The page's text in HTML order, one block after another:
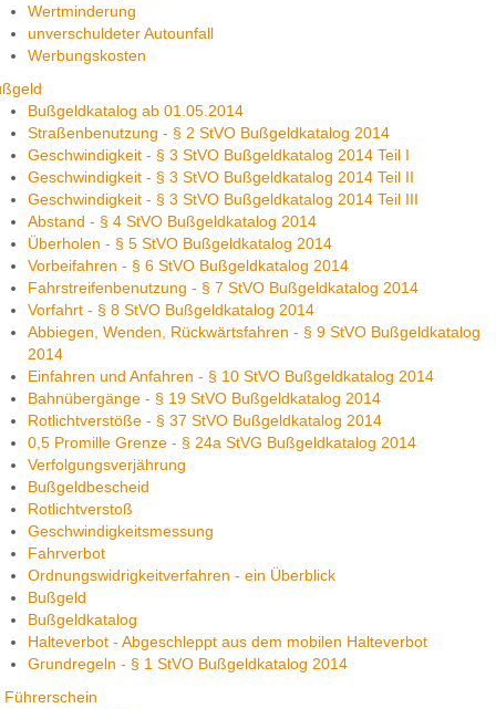
Wertminderung
unverschuldeter Autounfall
Werbungskosten
Bußgeldkatalog ab 01.05.2014
Straßenbenutzung - § 2 StVO Bußgeldkatalog 2014
Geschwindigkeit - § 3 StVO Bußgeldkatalog 2014 Teil I
Geschwindigkeit - § 3 StVO Bußgeldkatalog 2014 Teil II
Geschwindigkeit - § 3 StVO Bußgeldkatalog 2014 Teil III
Abstand - § 4 StVO Bußgeldkatalog 2014
Überholen - § 5 StVO Bußgeldkatalog 2014
Vorbeifahren - § 6 StVO Bußgeldkatalog 2014
Fahrstreifenbenutzung - § 7 StVO Bußgeldkatalog 2014
Vorfahrt - § 8 StVO Bußgeldkatalog 2014
Abbiegen, Wenden, Rückwärtsfahren - § 9 StVO Bußgeldkatalog
2014
Einfahren und Anfahren - § 10 StVO Bußgeldkatalog 2014
Bahnübergänge - § 19 StVO Bußgeldkatalog 2014
Rotlichtverstöße - § 37 StVO Bußgeldkatalog 2014
0,5 Promille Grenze - § 24a StVG Bußgeldkatalog 2014
Verfolgungsverjährung
Bußgeldbescheid
Rotlichtverstoß
Geschwindigkeitsmessung
Fahrverbot
Ordnungswidrigkeitverfahren - ein Überblick
Bußgeld
Bußgeldkatalog
Halteverbot - Abgeschleppt aus dem mobilen Halteverbot
Grundregeln - § 1 StVO Bußgeldkatalog 2014
Führerschein